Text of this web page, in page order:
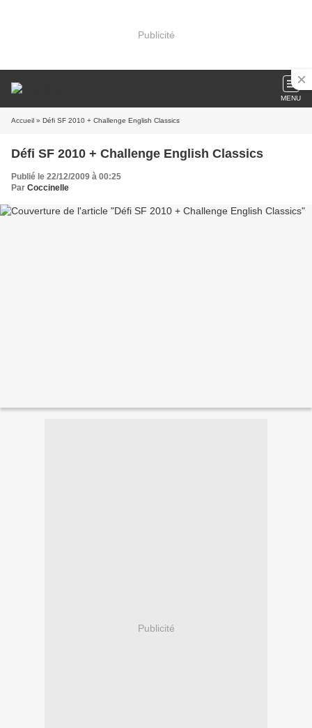
Publicité
MENU
Accueil » Défi SF 2010 + Challenge English Classics
Défi SF 2010 + Challenge English Classics
Publié le 22/12/2009 à 00:25
Par Coccinelle
Publicité